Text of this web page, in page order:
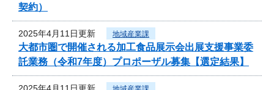
契約）
2025年4月11日更新 地域産業課
大都市圏で開催される加工食品展示会出展支援事業委
託業務（令和7年度）プロポーザル募集【選定結果】